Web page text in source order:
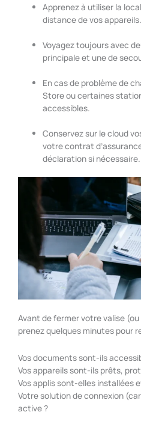
Apprenez à utiliser la
distance de vos appareils.
Voyagez toujours avec
principale et une de
En cas de problème de
Store ou certaines
accessibles.
Conservez sur le cloud
votre contrat
déclaration si nécessaire.
Avant de fermer votre valise
prenez quelques minutes pour
Vos documents sont-ils
Vos appareils sont-ils prêts,
Vos applis sont-elles installées
Votre solution de connexion
active ?